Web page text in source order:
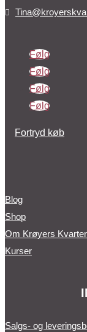

Følg
Følg
Følg
Følg
Fortryd køb
Blog
Shop
Om Krøyers Kvarter
Kurser
Salgs- og